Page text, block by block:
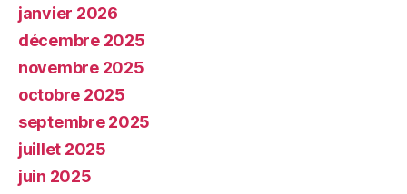
janvier 2026
décembre 2025
novembre 2025
octobre 2025
septembre 2025
juillet 2025
juin 2025